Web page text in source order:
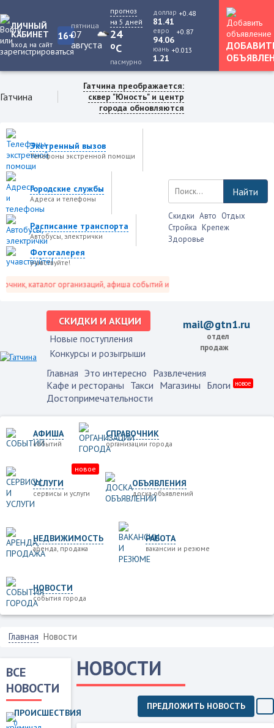
ЛИЧНЫЙ
КАБИНЕТ
вход на сайт
16+
пятница
07
августа
прогноз
на 5 дней
24
oC
пасмурно
доллар
81.41
+0.48
евро
94.06
+0.87
юань
1.21
+0.013
Гатчина
Гатчина преображается:
сквер "Юность" и центр
города обновляются
Экстренный вызов
Телефоны экстренной помощи
Городские службы
Адреса и телефоны
Расписание транспорта
Автобусы, электрички
Фотогалерея
учавствуйте!
каталог организаций, афиша событий и не только это.
Найти
Скидки Авто Отдых
Стройка Крепеж
Здоровье
СКИДКИ И АКЦИИ
Новые поступления
Конкурсы и розыгрыши
mail@gtn1.ru
отдел
продаж
Главная Это интересно Развлечения
Кафе и рестораны Такси Магазины Блоги новое
Достопримечательности
АФИША
событий
СПРАВОЧНИК
организации города
УСЛУГИ
сервисы и услуги
новое
ОБЪЯВЛЕНИЯ
доска объявлений
НЕДВИЖИМОСТЬ
аренда, продажа
РАБОТА
вакансии и резюме
НОВОСТИ
события города
Главная Новости
ВСЕ
НОВОСТИ
ПРОИСШЕСТВИЯ
0
НОВОСТИ
ПРЕДЛОЖИТЬ НОВОСТЬ